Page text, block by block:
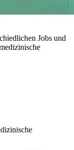
Jobs und